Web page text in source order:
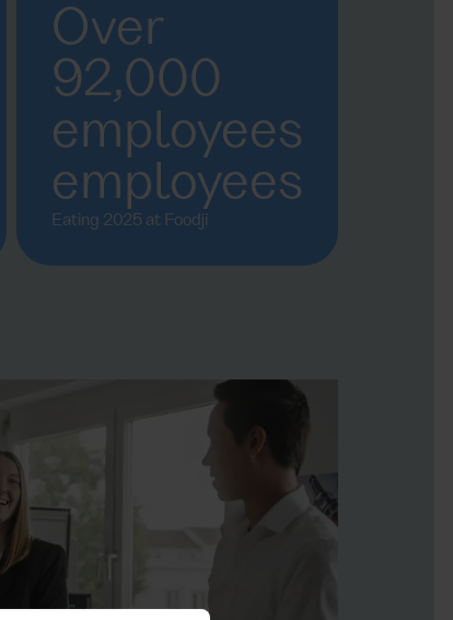
Over
92,000
employees
employees
Eating 2025 at Foodji